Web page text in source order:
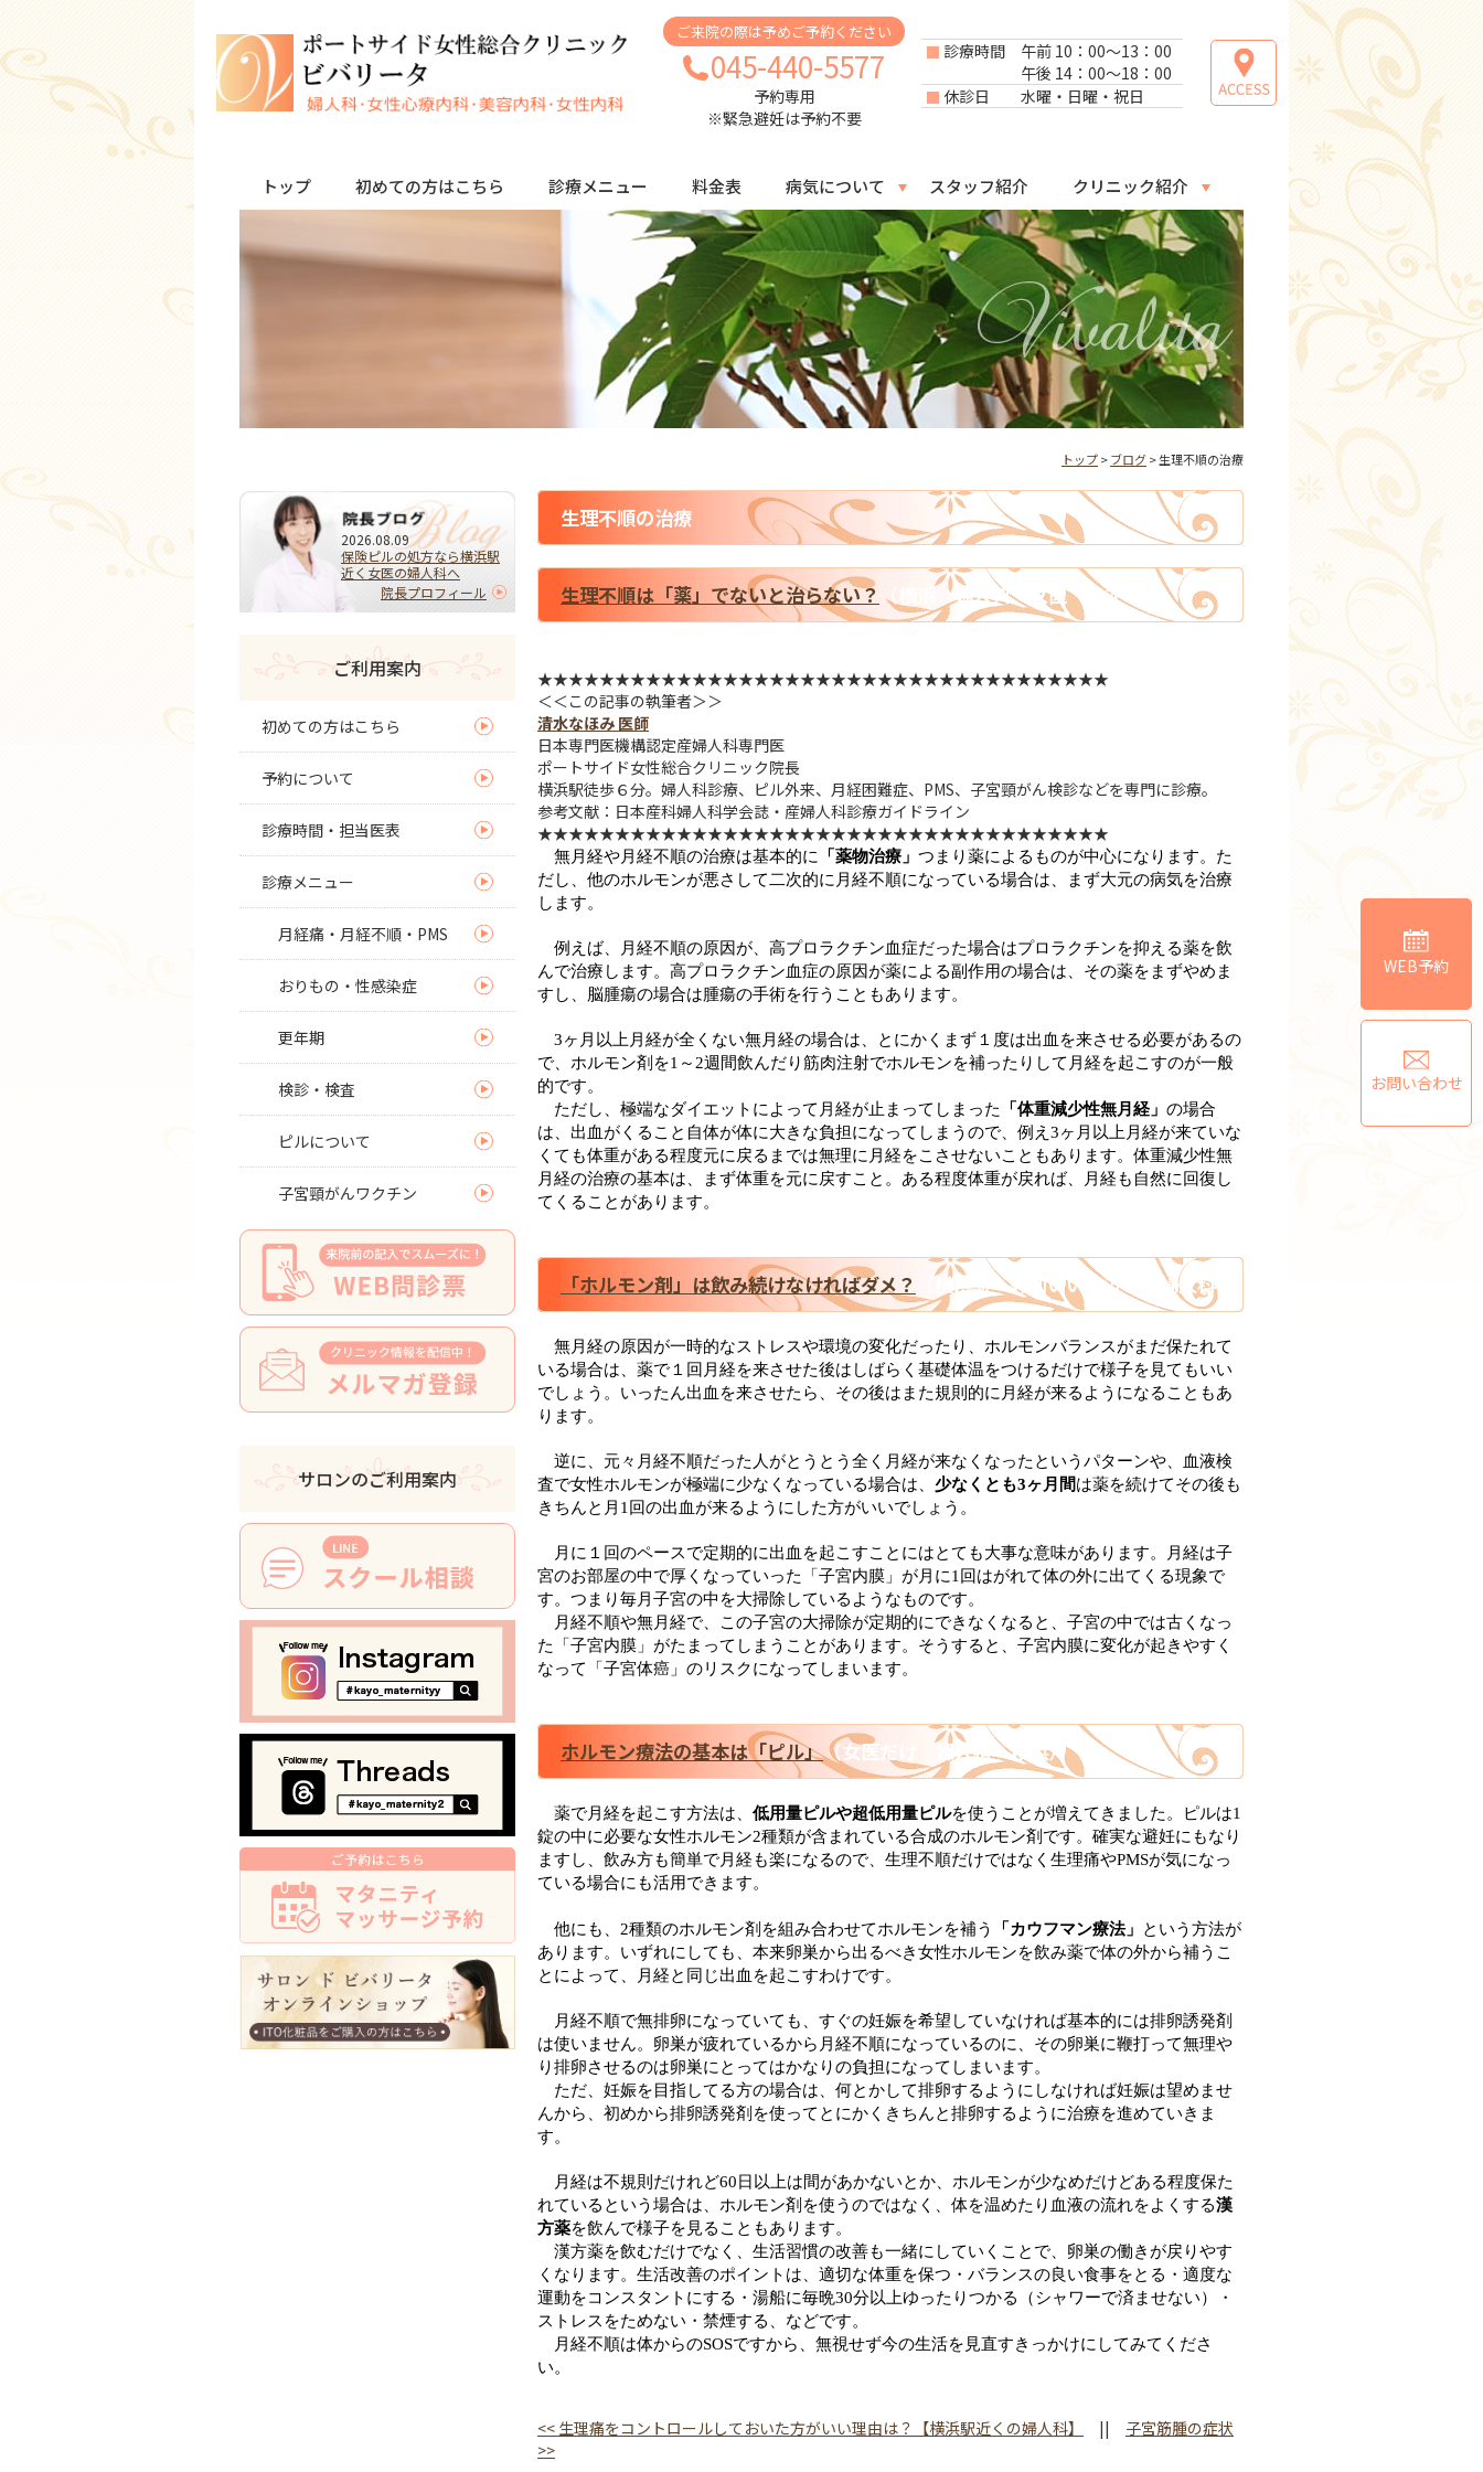
ご来院の際は予めご予約ください
045-440-5577
予約専用
※緊急避妊は予約不要
診療時間
午前 10：00～13：00
午後 14：00～18：00
休診日
水曜・日曜・祝日
トップ 初めての方はこちら 診療メニュー 料金表 病気について スタッフ紹介 クリニック紹介
トップ>ブログ> 生理不順の治療
生理不順の治療
生理不順は「薬」でないと治らない？ （横浜 婦人科 女医 おすすめ）
★★★★★★★★★★★★★★★★★★★★★★★★★★★★★★★★★★★★★
＜＜この記事の執筆者＞＞
清水なほみ 医師
日本専門医機構認定産婦人科専門医
ポートサイド女性総合クリニック院長
横浜駅徒歩６分。婦人科診療、ピル外来、月経困難症、PMS、子宮頸がん検診などを専門に診療。
参考文献：日本産科婦人科学会誌・産婦人科診療ガイドライン
★★★★★★★★★★★★★★★★★★★★★★★★★★★★★★★★★★★★★
無月経や月経不順の治療は基本的に 「薬物治療」 つまり薬によるものが中心になります。た
だし、他のホルモンが悪さして二次的に月経不順になっている場合は、まず大元の病気を治療
します。
例えば、月経不順の原因が、高プロラクチン血症だった場合はプロラクチンを抑える薬を飲
んで治療します。高プロラクチン血症の原因が薬による副作用の場合は、その薬をまずやめま
すし、脳腫瘍の場合は腫瘍の手術を行うこともあります。
3ヶ月以上月経が全くない無月経の場合は、とにかくまず１度は出血を来させる必要があるの
で、ホルモン剤を1～2週間飲んだり筋肉注射でホルモンを補ったりして月経を起こすのが一般
的です。
ただし、極端なダイエットによって月経が止まってしまった
「体重減少性無月経」 の場合
は、出血がくること自体が体に大きな負担になってしまうので、例え3ヶ月以上月経が来ていな
くても体重がある程度元に戻るまでは無理に月経をこさせないこともあります。体重減少性無
月経の治療の基本は、まず体重を元に戻すこと。ある程度体重が戻れば、月経も自然に回復し
てくることがあります。
「ホルモン剤」は飲み続けなければダメ？ （横浜駅 評判いい 近く 婦人科）
無月経の原因が一時的なストレスや環境の変化だったり、ホルモンバランスがまだ保たれて
いる場合は、薬で１回月経を来させた後はしばらく基礎体温をつけるだけで様子を見てもいい
でしょう。いったん出血を来させたら、その後はまた規則的に月経が来るようになることもあ
ります。
逆に、元々月経不順だった人がとうとう全く月経が来なくなったというパターンや、血液検
査で女性ホルモンが極端に少なくなっている場合は、 少なくとも3ヶ月間は薬を続けてその後も
きちんと月1回の出血が来るようにした方がいいでしょう。
月に１回のペースで定期的に出血を起こすことにはとても大事な意味があります。月経は子
宮のお部屋の中で厚くなっていった「子宮内膜」が月に1回はがれて体の外に出てくる現象で
す。つまり毎月子宮の中を大掃除しているようなものです。
月経不順や無月経で、この子宮の大掃除が定期的にできなくなると、子宮の中では古くなっ
た「子宮内膜」がたまってしまうことがあります。そうすると、子宮内膜に変化が起きやすく
なって「子宮体癌」のリスクになってしまいます。
ホルモン療法の基本は「ピル」（女医だけ 婦人科 横浜）
薬で月経を起こす方法は、 低用量ピルや超低用量ピルを使うことが増えてきました。ピルは1
錠の中に必要な女性ホルモン2種類が含まれている合成のホルモン剤です。確実な避妊にもなり
ますし、飲み方も簡単で月経も楽になるので、生理不順だけではなく生理痛やPMSが気になっ
ている場合にも活用できます。
他にも、2種類のホルモン剤を組み合わせてホルモンを補う 「カウフマン療法」
という方法が
あります。いずれにしても、本来卵巣から出るべき女性ホルモンを飲み薬で体の外から補うこ
とによって、月経と同じ出血を起こすわけです。
月経不順で無排卵になっていても、すぐの妊娠を希望していなければ基本的には排卵誘発剤
は使いません。卵巣が疲れているから月経不順になっているのに、その卵巣に鞭打って無理や
り排卵させるのは卵巣にとってはかなりの負担になってしまいます。
ただ、妊娠を目指してる方の場合は、何とかして排卵するようにしなければ妊娠は望めませ
んから、初めから排卵誘発剤を使ってとにかくきちんと排卵するように治療を進めていきま
す。
月経は不規則だけれど60日以上は間があかないとか、ホルモンが少なめだけどある程度保た
れているという場合は、ホルモン剤を使うのではなく、体を温めたり血液の流れをよくする漢
方薬を飲んで様子を見ることもあります。
漢方薬を飲むだけでなく、生活習慣の改善も一緒にしていくことで、卵巣の働きが戻りやす
くなります。 生活改善のポイントは、適切な体重を保つ・バランスの良い食事をとる・適度な
運動をコンスタントにする・湯船に毎晩30分以上ゆったりつかる（シャワーで済ませない）・
ストレスをためない・禁煙する、などです。
月経不順は体からのSOSですから、無視せず今の生活を見直すきっかけにしてみてくださ
い。
<< 生理痛をコントロールしておいた方がいい理由は？【横浜駅近くの婦人科】 || 子宮筋腫の症状
>>
2026.08.09
保険ピルの処方なら横浜駅
近く女医の婦人科へ
院長プロフィール
ご利用案内
初めての方はこちら
予約について
診療時間・担当医表
診療メニュー
月経痛・月経不順・PMS
おりもの・性感染症
更年期
検診・検査
ピルについて
子宮頸がんワクチン
サロンのご利用案内
WEB予約
お問い合わせ